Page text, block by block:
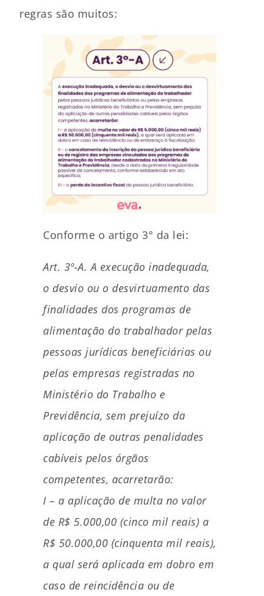
regras são muitos:
Conforme o artigo 3° da lei:
Art. 3º-A. A execução inadequada,
o desvio ou o desvirtuamento das
finalidades dos programas de
alimentação do trabalhador pelas
pessoas jurídicas beneficiárias ou
pelas empresas registradas no
Ministério do Trabalho e
Previdência, sem prejuízo da
aplicação de outras penalidades
cabíveis pelos órgãos
competentes, acarretarão:
I – a aplicação de multa no valor
de R$ 5.000,00 (cinco mil reais) a
R$ 50.000,00 (cinquenta mil reais),
a qual será aplicada em dobro em
caso de reincidência ou de